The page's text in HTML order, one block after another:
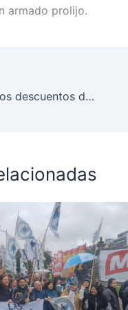
armado prolijo.
Cuenta DNI de mayo: los descuentos de Banco Provincia que podés usar hoy mismo